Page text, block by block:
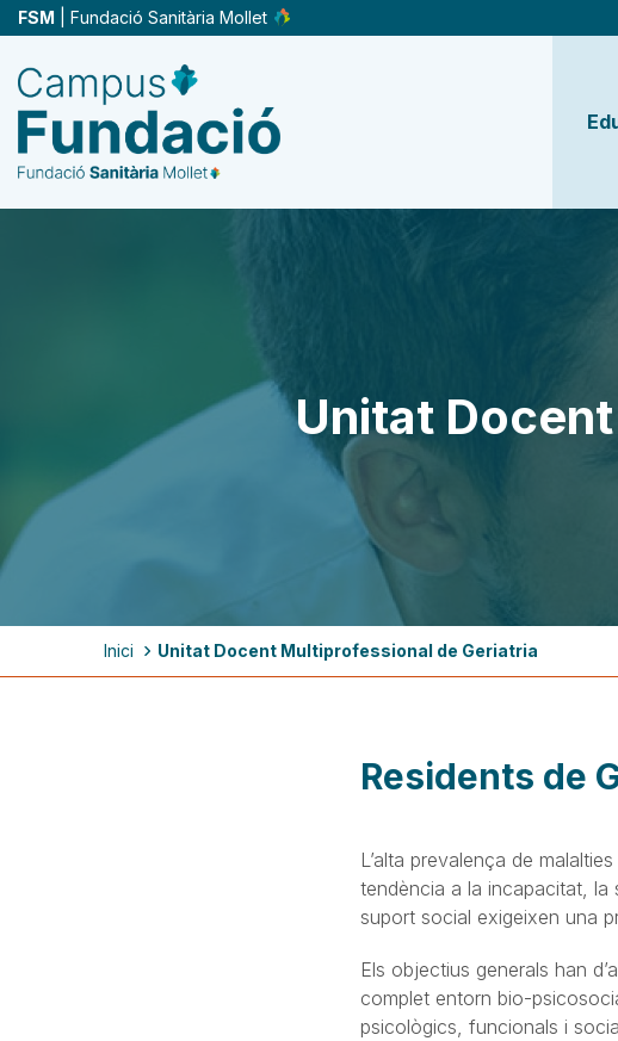
Vés
al
contingut
FSM | Fundació Sanitària Mollet
Unitat
d'ariadna
Inici Unitat Docent Multiprofessional de Geriatria
Residents de
L’alta prevalença de
tendència a la incapacitat, la
suport social exigeixen una
Els objectius generals han
complet entorn bio-
psicològics, funcionals i